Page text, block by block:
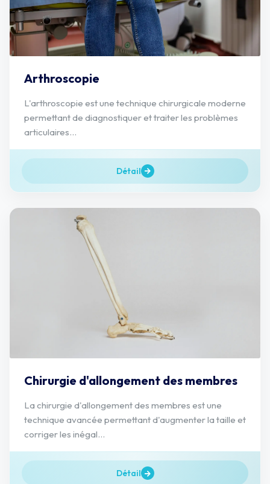
Arthroscopie
L'arthroscopie est une technique chirurgicale moderne
permettant de diagnostiquer et traiter les problèmes
articulaires...
Détail
Chirurgie d'allongement des membres
La chirurgie d'allongement des membres est une
technique avancée permettant d'augmenter la taille et
corriger les inégal...
Détail